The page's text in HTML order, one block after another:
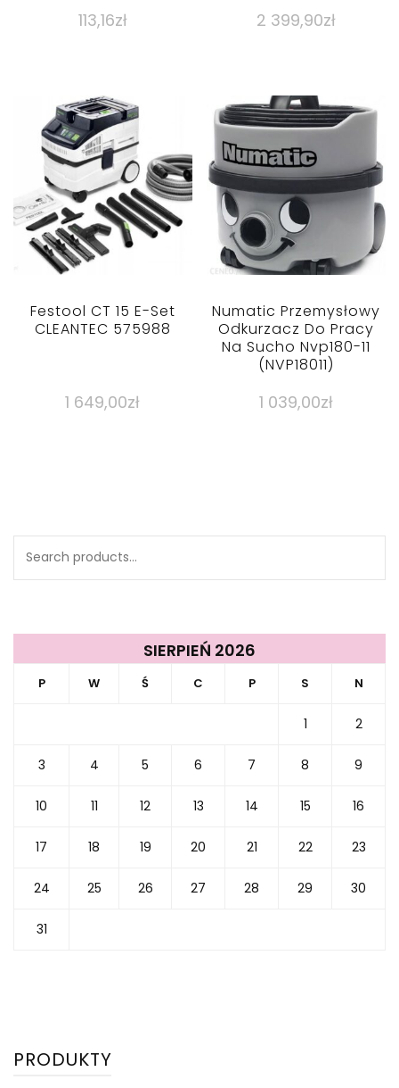
113,16zł 2 399,90zł
Festool CT 15 E-Set
CLEANTEC 575988
1 649,00zł
Numatic Przemysłowy
Odkurzacz Do Pracy
Na Sucho Nvp180-11
(NVP18011)
1 039,00zł
Search
SIERPIEŃ 2026
P W Ś C P S N
1 2
3 4 5 6 7 8 9
10 11 12 13 14 15 16
17 18 19 20 21 22 23
24 25 26 27 28 29 30
31
PRODUKTY